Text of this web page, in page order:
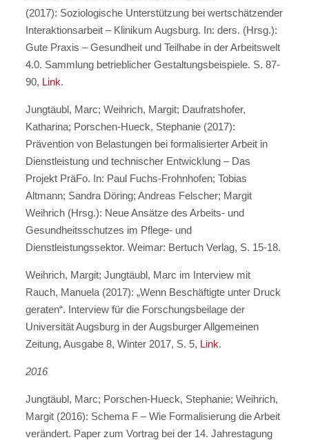
(2017): Soziologische Unterstützung bei wertschätzender
Interaktionsarbeit – Klinikum Augsburg. In: ders. (Hrsg.):
Gute Praxis – Gesundheit und Teilhabe in der Arbeitswelt
4.0. Sammlung betrieblicher Gestaltungsbeispiele. S. 87-
90, Link.
Jungtäubl, Marc; Weihrich, Margit; Daufratshofer,
Katharina; Porschen-Hueck, Stephanie (2017):
Prävention von Belastungen bei formalisierter Arbeit in
Dienstleistung und technischer Entwicklung – Das
Projekt PräFo. In: Paul Fuchs-Frohnhofen; Tobias
Altmann; Sandra Döring; Andreas Felscher; Margit
Weihrich (Hrsg.): Neue Ansätze des Arbeits- und
Gesundheitsschutzes im Pflege- und
Dienstleistungssektor. Weimar: Bertuch Verlag, S. 15-18.
Weihrich, Margit; Jungtäubl, Marc im Interview mit
Rauch, Manuela (2017): „Wenn Beschäftigte unter Druck
geraten“. Interview für die Forschungsbeilage der
Universität Augsburg in der Augsburger Allgemeinen
Zeitung, Ausgabe 8, Winter 2017, S. 5, Link.
2016
Jungtäubl, Marc; Porschen-Hueck, Stephanie; Weihrich,
Margit (2016): Schema F – Wie Formalisierung die Arbeit
verändert. Paper zum Vortrag bei der 14. Jahrestagung